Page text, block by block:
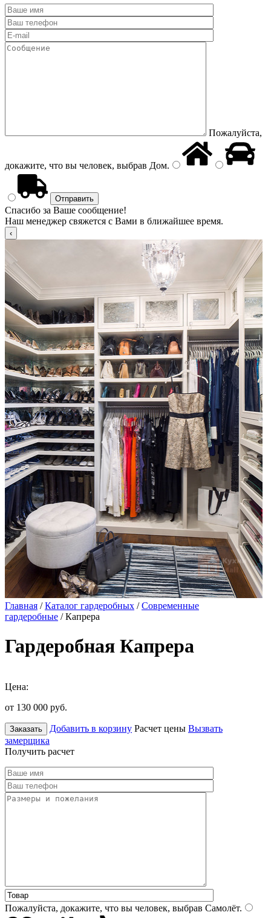
Пожалуйста,
докажите, что вы человек, выбрав Дом.
Спасибо за Ваше сообщение!
Наш менеджер свяжется с Вами в ближайшее время.
Главная /Каталог гардеробных /Современные
гардеробные / Капрера
Гардеробная Капрера
Цена:
от 130 000 руб.
Заказать Добавить в корзину Расчет цены Вызвать
замерщика
Получить расчет
Пожалуйста, докажите, что вы человек, выбрав Самолёт.